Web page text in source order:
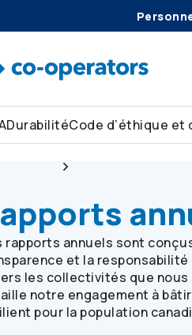
DurabilitéCode d’éthique
sujet
rapports annuels sont
et la
les collectivités que nous
notre engagement à
pour la population